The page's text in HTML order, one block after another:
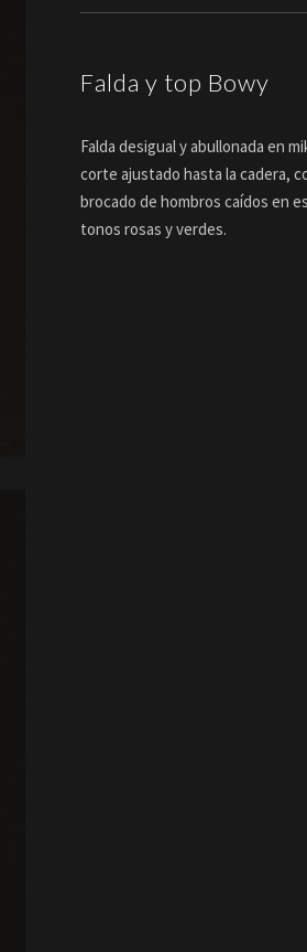
Falda y top Bowy
Falda desigual y abullonada en
corte ajustado hasta la cadera,
brocado de hombros caídos en
tonos rosas y verdes.